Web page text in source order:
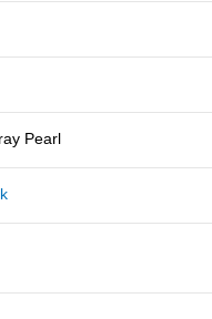
Pearl